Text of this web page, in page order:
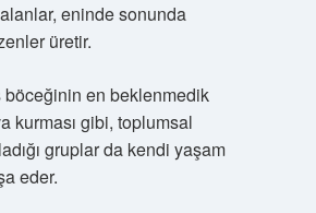
eninde sonunda
üretir.
böceğinin en beklenmedik
kurması gibi, toplumsal
gruplar da kendi yaşam
eder.